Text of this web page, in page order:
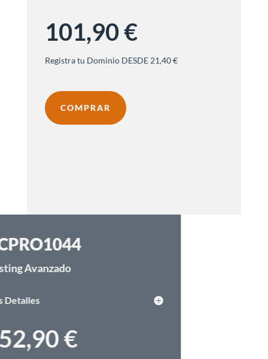
101,90 €
Registra tu Dominio DESDE 21,40 €
COMPRAR
HCPRO1044
Hosting Avanzado
Más Detalles
152,90 €